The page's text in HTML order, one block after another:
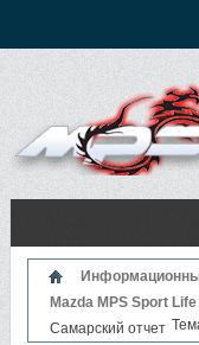
Mazda MPS Sport Life
Самарский отчет